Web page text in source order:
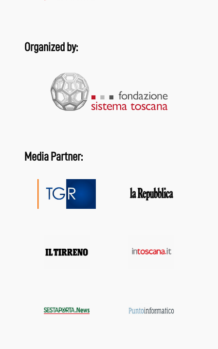
Organized by:
Media Partner: